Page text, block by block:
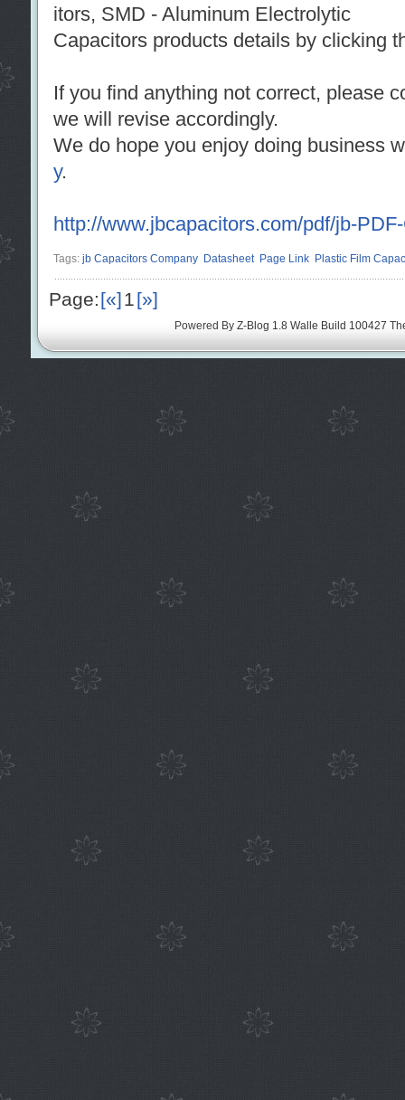
itors, SMD - Aluminum Electrolytic
Capacitors products details by clicking
If you find anything not correct, please
we will revise accordingly.
We do hope you enjoy doing business
y.
http://www.jbcapacitors.com/pdf/jb-
Tags: jb Capacitors Company Datasheet Page Link Plastic Film
Page:[«]1[»]
Powered By Z-Blog 1.8 Walle Build 100427